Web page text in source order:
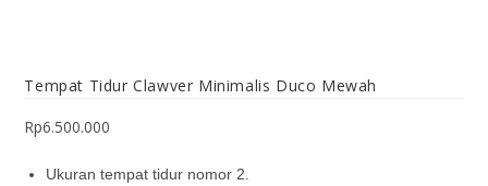
Tempat Tidur Clawver Minimalis Duco Mewah
Rp6.500.000
Ukuran tempat tidur nomor 2.